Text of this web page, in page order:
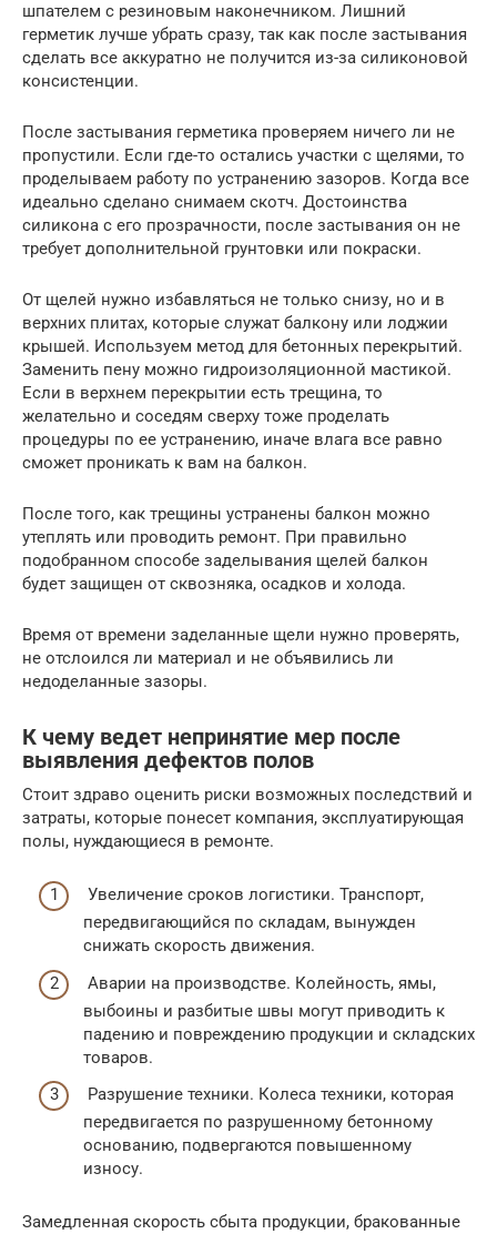
шпателем с резиновым наконечником. Лишний
герметик лучше убрать сразу, так как после застывания
сделать все аккуратно не получится из-за силиконовой
консистенции.
После застывания герметика проверяем ничего ли не
пропустили. Если где-то остались участки с щелями, то
проделываем работу по устранению зазоров. Когда все
идеально сделано снимаем скотч. Достоинства
силикона с его прозрачности, после застывания он не
требует дополнительной грунтовки или покраски.
От щелей нужно избавляться не только снизу, но и в
верхних плитах, которые служат балкону или лоджии
крышей. Используем метод для бетонных перекрытий.
Заменить пену можно гидроизоляционной мастикой.
Если в верхнем перекрытии есть трещина, то
желательно и соседям сверху тоже проделать
процедуры по ее устранению, иначе влага все равно
сможет проникать к вам на балкон.
После того, как трещины устранены балкон можно
утеплять или проводить ремонт. При правильно
подобранном способе заделывания щелей балкон
будет защищен от сквозняка, осадков и холода.
Время от времени заделанные щели нужно проверять,
не отслоился ли материал и не объявились ли
недоделанные зазоры.
К чему ведет непринятие мер после
выявления дефектов полов
Стоит здраво оценить риски возможных последствий и
затраты, которые понесет компания, эксплуатирующая
полы, нуждающиеся в ремонте.
Увеличение сроков логистики. Транспорт,
передвигающийся по складам, вынужден
снижать скорость движения.
Аварии на производстве. Колейность, ямы,
выбоины и разбитые швы могут приводить к
падению и повреждению продукции и складских
товаров.
Разрушение техники. Колеса техники, которая
передвигается по разрушенному бетонному
основанию, подвергаются повышенному
износу.
Замедленная скорость сбыта продукции, бракованные